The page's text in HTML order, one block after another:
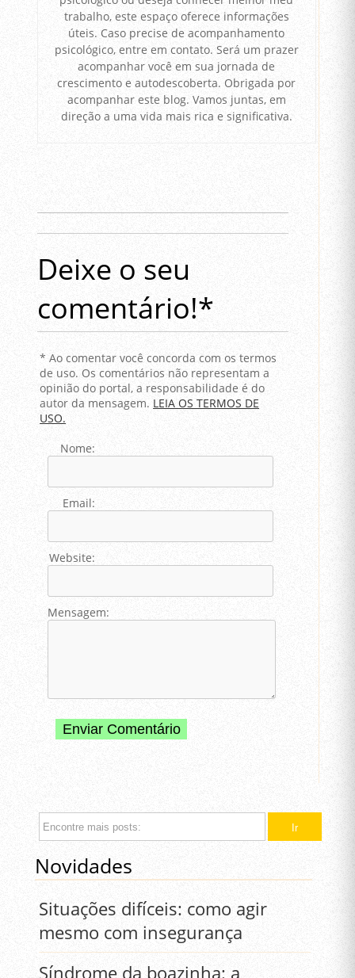
trabalho, este espaço oferece informações
úteis. Caso precise de acompanhamento
psicológico, entre em contato. Será um prazer
acompanhar você em sua jornada de
crescimento e autodescoberta. Obrigada por
acompanhar este blog. Vamos juntas, em
direção a uma vida mais rica e significativa.
Deixe o seu
comentário!*
* Ao comentar você concorda com os termos
de uso. Os comentários não representam a
opinião do portal, a responsabilidade é do
autor da mensagem. LEIA OS TERMOS DE
USO.
Nome:
Email:
Website:
Mensagem:
Novidades
Situações difíceis: como agir
mesmo com insegurança
Síndrome da boazinha: a